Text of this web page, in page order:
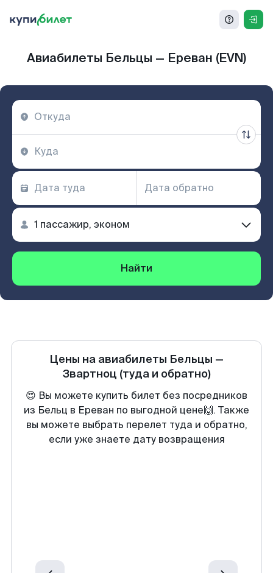
Авиабилеты Бельцы — Ереван (EVN)
Найти
Цены на авиабилеты Бельцы —
Звартноц (туда и обратно)
😍 Вы можете купить билет без посредников
из Бельц в Ереван по выгодной цене🙌. Также
вы можете выбрать перелет туда и обратно,
если уже знаете дату возвращения